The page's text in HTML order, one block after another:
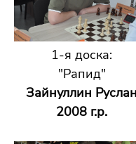
1-я доска:
"Рапид"
Зайнуллин Руслан
2008 г.р.